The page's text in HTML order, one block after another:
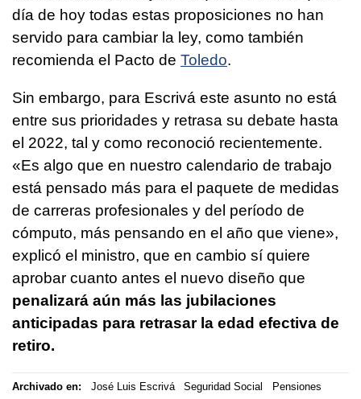
día de hoy todas estas proposiciones no han
servido para cambiar la ley, como también
recomienda el Pacto de Toledo.
Sin embargo, para Escrivá este asunto no está
entre sus prioridades y retrasa su debate hasta
el 2022, tal y como reconoció recientemente.
«Es algo que en nuestro calendario de trabajo
está pensado más para el paquete de medidas
de carreras profesionales y del período de
cómputo, más pensando en el año que viene»,
explicó el ministro, que en cambio sí quiere
aprobar cuanto antes el nuevo diseño que
penalizará aún más las jubilaciones
anticipadas para retrasar la edad efectiva de
retiro.
Archivado en: José Luis Escrivá Seguridad Social Pensiones